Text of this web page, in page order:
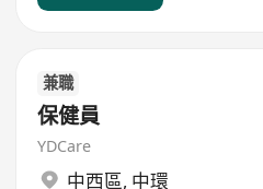
兼職
保健員
YDCare
中西區, 中環